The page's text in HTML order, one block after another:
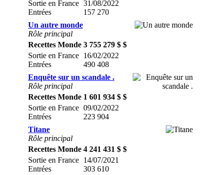
Sortie en France
Entrées
31/08/2022
157 270
Un autre monde
Rôle principal
Recettes Monde 3 755 279 $ $
Sortie en France
Entrées
16/02/2022
490 408
Enquête sur un scandale .
Rôle principal
Recettes Monde 1 601 934 $ $
Sortie en France
Entrées
09/02/2022
223 904
Titane
Rôle principal
Recettes Monde 4 241 431 $ $
Sortie en France
Entrées
14/07/2021
303 610